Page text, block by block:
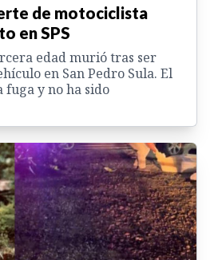
de motociclista
en SPS
edad murió tras ser
en San Pedro Sula. El
fuga y no ha sido